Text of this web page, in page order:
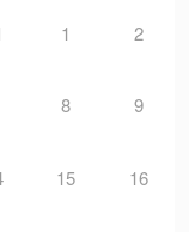
1 2
8 9
15 16